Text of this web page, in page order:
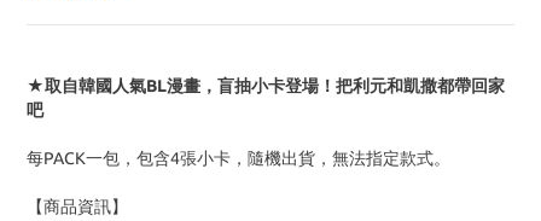
★取自韓國人氣BL漫畫，盲抽小卡登場！把利元和凱撒都帶回家
吧
每PACK一包，包含4張小卡，隨機出貨，無法指定款式。
【商品資訊】